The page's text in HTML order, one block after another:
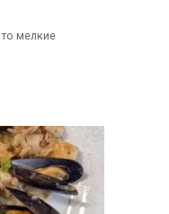
мелкие